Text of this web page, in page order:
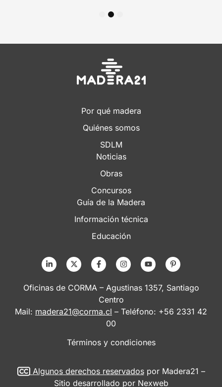
Por qué madera
Quiénes somos
SDLM
Noticias
Obras
Concursos
Guía de la Madera
Información técnica
Educación
Oficinas de CORMA – Agustinas 1357, Santiago
Centro
Mail: madera21@corma.cl – Teléfono: +56 2331 42
00
Términos y condiciones
Algunos derechos reservadospor Madera21 –
Sitio desarrollado por Nexweb